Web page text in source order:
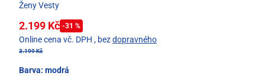
Ženy Vesty
2.199 Kč -31 %
Online cena vč. DPH , bezdopravného
3.199 Kč
Barva: modrá